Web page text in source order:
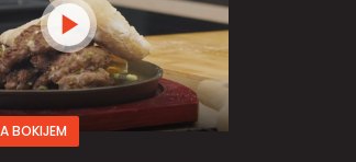
BOKIJEM